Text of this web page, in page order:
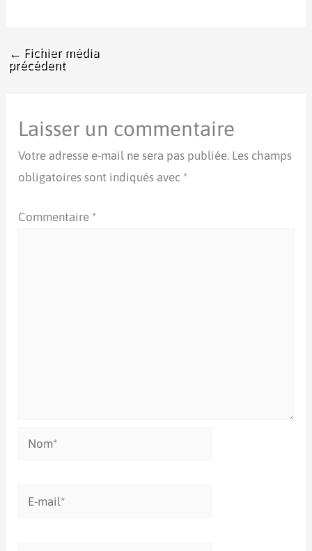
← Fichier média
précédent
Laisser un commentaire
Votre adresse e-mail ne sera pas publiée. Les champs
obligatoires sont indiqués avec *
Commentaire *
Nom*